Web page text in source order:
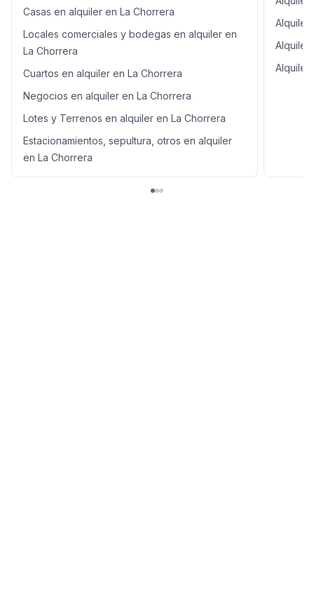
Casas en alquiler en La Chorrera
Locales comerciales y bodegas en alquiler en
La Chorrera
Cuartos en alquiler en La Chorrera
Negocios en alquiler en La Chorrera
Lotes y Terrenos en alquiler en La Chorrera
Estacionamientos, sepultura, otros en alquiler
en La Chorrera